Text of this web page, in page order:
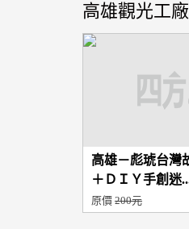
高雄觀光工
高雄－彪琥台灣
＋ＤＩＹ手創迷
原價 200元